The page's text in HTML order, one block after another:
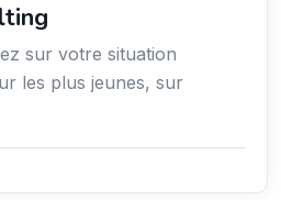
sur votre situation
les plus jeunes, sur